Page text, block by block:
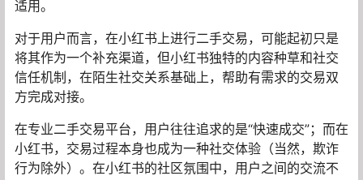
适用。
对于用户而言，在小红书上进行二手交易，可能起初只是
将其作为一个补充渠道，但小红书独特的内容种草和社交
信任机制，在陌生社交关系基础上，帮助有需求的交易双
方完成对接。
在专业二手交易平台，用户往往追求的是“快速成交”；而在
小红书，交易过程本身也成为一种社交体验（当然，欺诈
行为除外）。在小红书的社区氛围中，用户之间的交流不